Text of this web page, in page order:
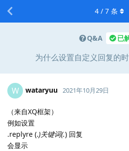
Q&A 已
为什么设置自定义回复的
4 / 7 条
W wataryuu 2021年10月29日
（来自XQ框架）
例如设置
.replyre (.)关键词(.) 回复
会显示